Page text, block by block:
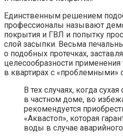
Единственным решением
профессионалы называют
покрытия и ГВЛ и попытку
слой засыпки. Весьма
о подобных протечках,
целесообразности применения
в квартирах с «проблемными»
В тех случаях, когда
в частном доме, во
рекомендуется
«Аквастоп», которая
воды в случае